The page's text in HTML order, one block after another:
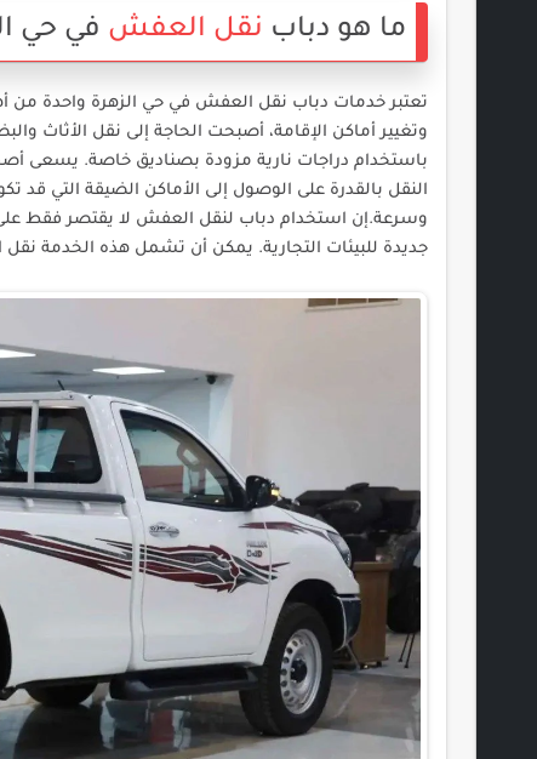
ما هو دباب نقل العفش في حي
تعتبر خدمات دباب نقل العفش في حي الزهرة واحدة من
وتغيير أماكن الإقامة، أصبحت الحاجة إلى نقل
باستخدام دراجات نارية مزودة بصناديق خاصة. يسعى
النقل بالقدرة على الوصول إلى الأماكن الضيقة التي قد
وسرعة.إن استخدام دباب لنقل العفش لا يقتصر فقط على
جديدة للبيئات التجارية. يمكن أن تشمل هذه الخدمة نقل